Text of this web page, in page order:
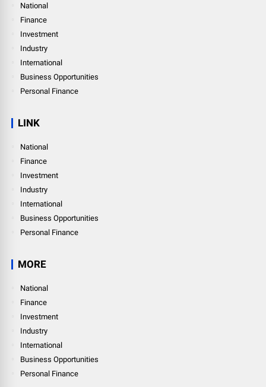
National
Finance
Investment
Industry
International
Business Opportunities
Personal Finance
LINK
National
Finance
Investment
Industry
International
Business Opportunities
Personal Finance
MORE
National
Finance
Investment
Industry
International
Business Opportunities
Personal Finance